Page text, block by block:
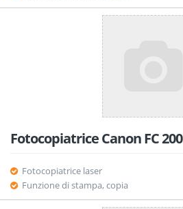
Fotocopiatrice Canon FC 200
Fotocopiatrice laser
Funzione di stampa, copia